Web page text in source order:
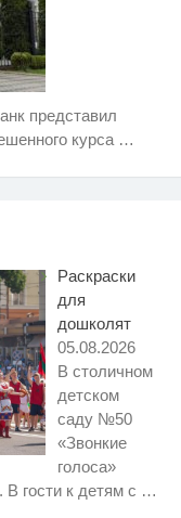
представил
курса …
Раскраски
для
дошколят
05.08.2026
В столичном
детском
саду №50
«Звонкие
голоса»
В гости к детям с …
i